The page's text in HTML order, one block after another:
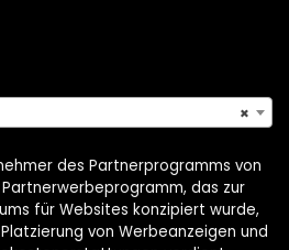
×
des Partnerprogramms von
Partnerwerbeprogramm, das zur
für Websites konzipiert wurde,
von Werbeanzeigen und